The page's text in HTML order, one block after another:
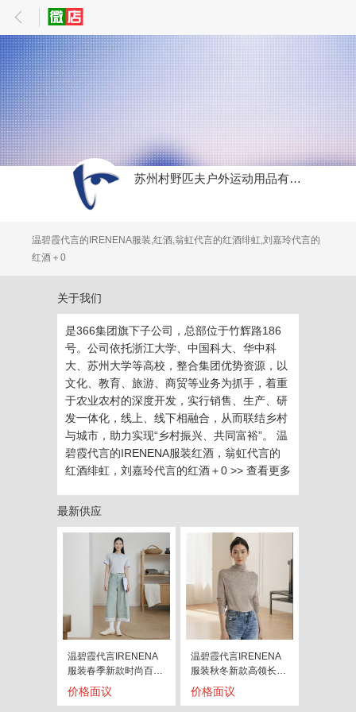
苏州村野匹夫户外运动用品有限公司
温碧霞代言的IRENENA服装,红酒,翁虹代言的红酒绯虹,刘嘉玲代言的
红酒＋0
关于我们
是366集团旗下子公司，总部位于竹辉路186
号。公司依托浙江大学、中国科大、华中科
大、苏州大学等高校，整合集团优势资源，以
文化、教育、旅游、商贸等业务为抓手，着重
于农业农村的深度开发，实行销售、生产、研
发一体化，线上、线下相融合，从而联结乡村
与城市，助力实现“乡村振兴、共同富裕”。 温
碧霞代言的IRENENA服装红酒，翁虹代言的
红酒绯虹，刘嘉玲代言的红酒＋0 >> 查看更多
最新供应
温碧霞代言IRENENA
服装春季新款时尚百搭
显瘦蕾
价格面议
温碧霞代言IRENENA
服装秋冬新款高领长袖
打底衫
价格面议